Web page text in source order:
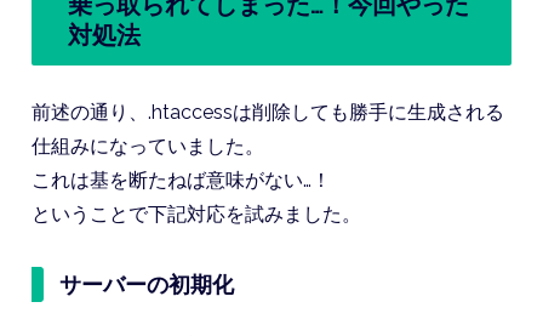
対処法
前述の通り、.htaccessは削除しても勝手に生成される
仕組みになっていました。
これは基を断たねば意味がない…！
ということで下記対応を試みました。
サーバーの初期化